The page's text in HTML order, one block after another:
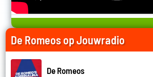
De Romeos op Jouwradio
De Romeos